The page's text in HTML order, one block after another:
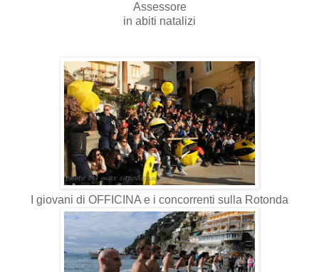
Assessore
in abiti natalizi
I giovani di OFFICINA e i concorrenti sulla Rotonda